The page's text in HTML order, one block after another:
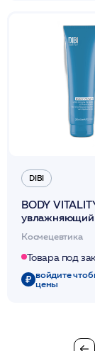
DIBI
BODY
увлажняющий
для
300 мл /DIBI
Космецевтика
Товара под
войдите
цены